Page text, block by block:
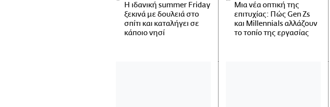
Η ιδανική summer Friday
ξεκινά με δουλειά στο
σπίτι και καταλήγει σε
κάποιο νησί
Μια νέα οπτική της
επιτυχίας: Πώς Gen Zs
και Millennials αλλάζουν
το τοπίο της εργασίας